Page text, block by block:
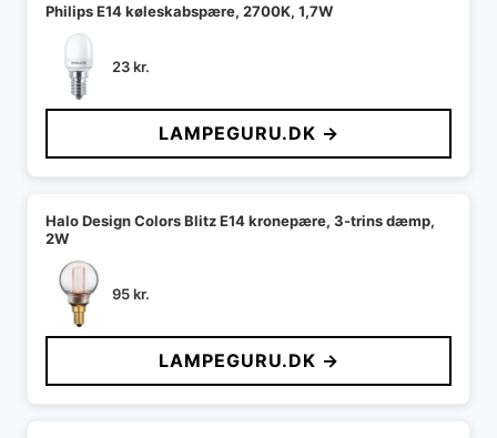
Philips E14 køleskabspære, 2700K, 1,7W
23kr.
LAMPEGURU.DK →
Halo Design Colors Blitz E14 kronepære, 3-trins dæmp,
2W
95kr.
LAMPEGURU.DK →